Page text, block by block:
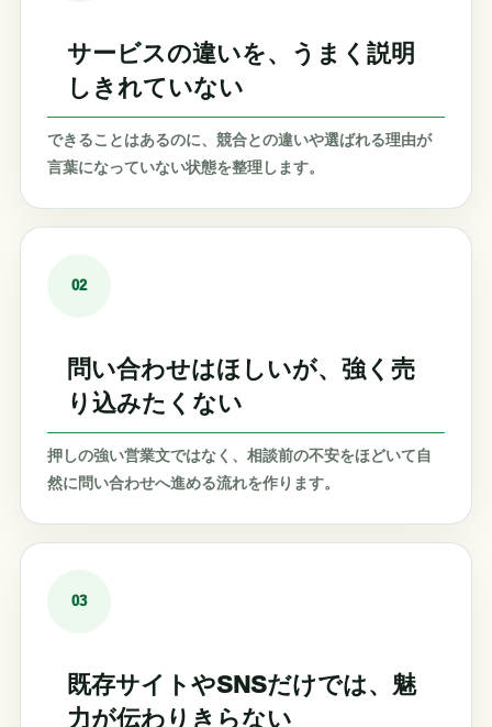
サービスの違いを、うまく説明
しきれていない
できることはあるのに、競合との違いや選ばれる理由が
言葉になっていない状態を整理します。
02
問い合わせはほしいが、強く売
り込みたくない
押しの強い営業文ではなく、相談前の不安をほどいて自
然に問い合わせへ進める流れを作ります。
03
既存サイトやSNSだけでは、魅
力が伝わりきらない